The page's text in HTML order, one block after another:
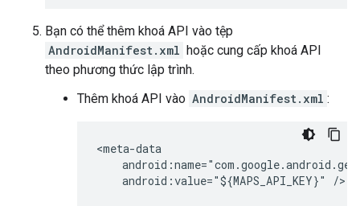
Bạn có thể thêm khoá API vào tệp
AndroidManifest.xml hoặc cung cấp khoá API
theo phương thức lập trình.
Thêm khoá API vào AndroidManifest.xml :
<meta-data
    android:value="${MAPS_API_KEY}" />